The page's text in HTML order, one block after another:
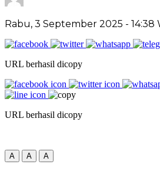
Rabu, 3 September 2025 - 14:38
URL berhasil dicopy
URL berhasil dicopy
A A A